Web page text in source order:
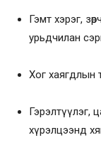
Гэмт хэрэг,
урьдчилан
Хог хаягдлын
Гэрэлтүүлэг,
хүрэлцээнд